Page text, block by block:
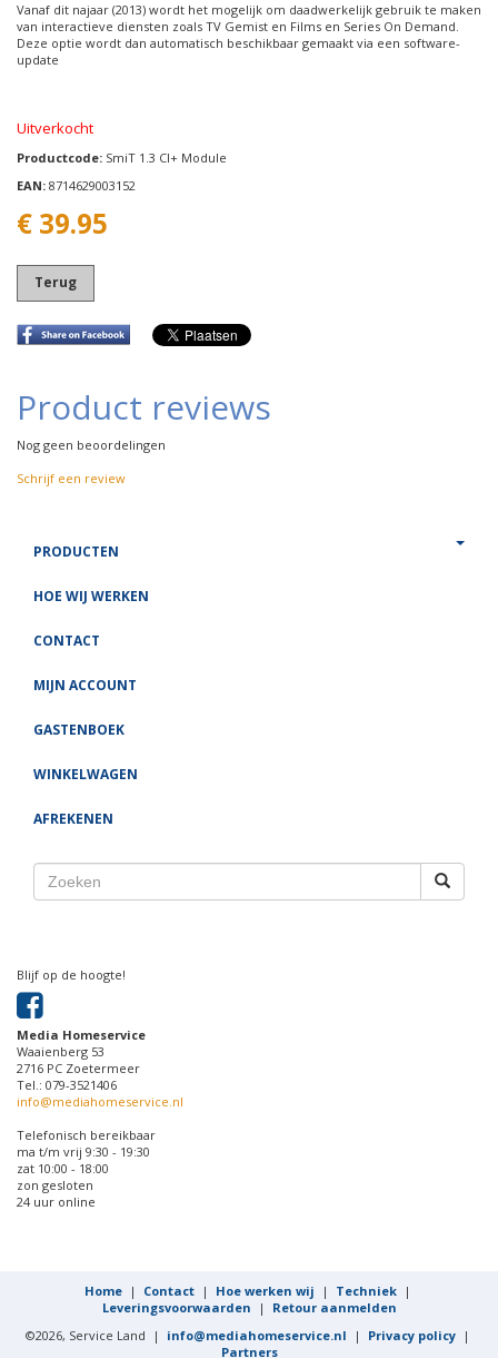
Vanaf dit najaar (2013) wordt het mogelijk om daadwerkelijk gebruik te maken
van interactieve diensten zoals TV Gemist en Films en Series On Demand.
Deze optie wordt dan automatisch beschikbaar gemaakt via een software-
update
Uitverkocht
Productcode: SmiT 1.3 CI+ Module
EAN: 8714629003152
€ 39.95
Terug
Product reviews
Nog geen beoordelingen
Schrijf een review
PRODUCTEN
HOE WIJ WERKEN
CONTACT
MIJN ACCOUNT
GASTENBOEK
WINKELWAGEN
AFREKENEN
Blijf op de hoogte!
Media Homeservice
Waaienberg 53
2716 PC Zoetermeer
Tel.: 079-3521406
info@mediahomeservice.nl
Telefonisch bereikbaar
ma t/m vrij 9:30 - 19:30
zat 10:00 - 18:00
zon gesloten
24 uur online
Home| Contact| Hoe werken wij | Techniek|
Leveringsvoorwaarden | Retour aanmelden
©2026, Service Land | info@mediahomeservice.nl | Privacy policy|
Partners